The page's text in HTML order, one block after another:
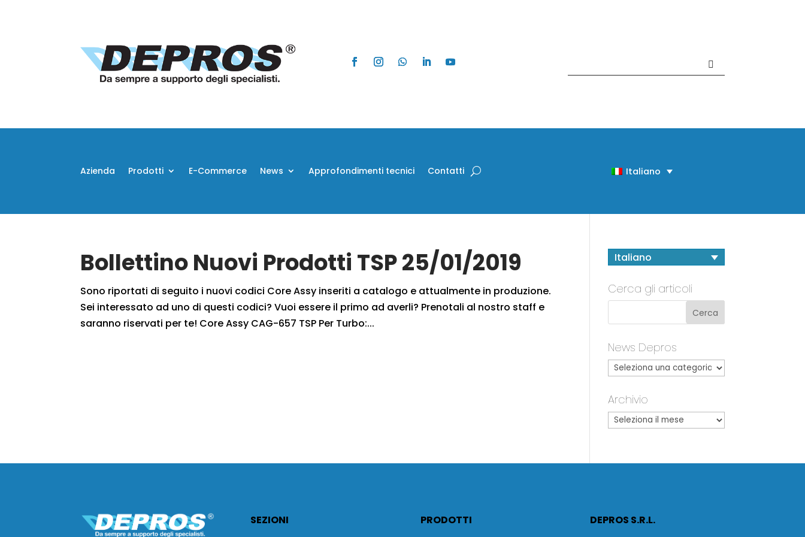
Azienda Prodotti E-Commerce News Approfondimenti tecnici Contatti Italiano
Bollettino Nuovi Prodotti TSP 25/01/2019
Sono riportati di seguito i nuovi codici Core Assy inseriti a catalogo e attualmente in produzione.
Sei interessato ad uno di questi codici? Vuoi essere il primo ad averli? Prenotali al nostro staff e
saranno riservati per te! Core Assy CAG-657 TSP Per Turbo:...
Italiano
Cerca gli articoli
News Depros
Archivio
SEZIONI
PRODOTTI
DEPROS S.R.L.